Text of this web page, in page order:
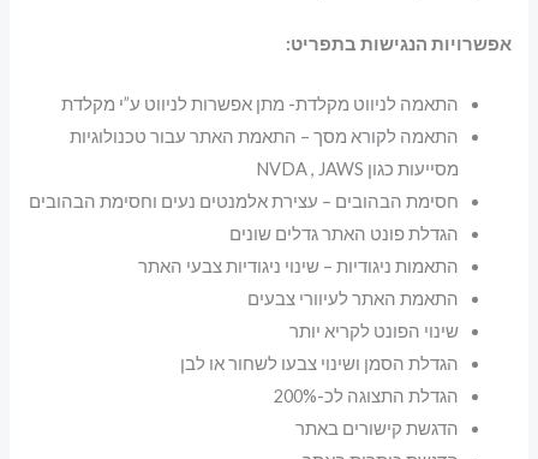
אפשרויות הנגישות בתפריט:
התאמה לניווט מקלדת- מתן אפשרות לניווט ע”י מקלדת
התאמה לקורא מסך – התאמת האתר עבור טכנולוגיות
מסייעות כגון NVDA , JAWS
חסימת הבהובים – עצירת אלמנטים נעים וחסימת הבהובים
הגדלת פונט האתר גדלים שונים
התאמות ניגודיות – שינוי ניגודיות צבעי האתר
התאמת האתר לעיוורי צבעים
שינוי הפונט לקריא יותר
הגדלת הסמן ושינוי צבעו לשחור או לבן
הגדלת התצוגה לכ-200%
הדגשת קישורים באתר